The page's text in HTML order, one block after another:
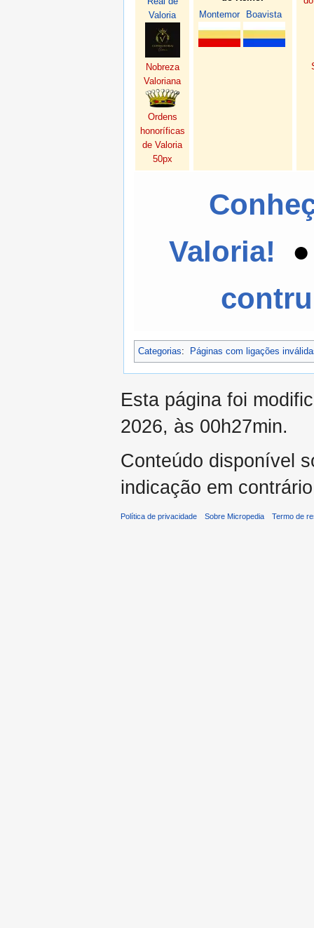
Valoria
Nobreza
Valoriana
Ordens
honoríficas
de Valoria
50px
Montemor
Boavista
Valoria!
Categorias: Páginas com ligações
Esta página foi
2026, às 00h27min.
Conteúdo disponível
indicação em
Política de privacidade Sobre Micropedia Termo de